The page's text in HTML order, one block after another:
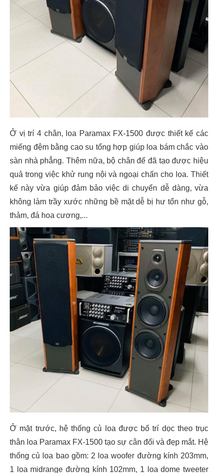
Ở vị trí 4 chân, loa Paramax FX-1500 được thiết kế các
miếng đệm bằng cao su tổng hợp giúp loa bám chắc vào
sàn nhà phẳng. Thêm nữa, bộ chân đế đã tạo được hiệu
quả trong việc khử rung nội và ngoại chấn cho loa. Thiết
kế này vừa giúp đảm bảo việc di chuyển dễ dàng, vừa
không làm trầy xước những bề mặt dễ bị hư tổn như gỗ,
thảm, đá hoa cương,...
Ở mặt trước, hệ thống củ loa được bố trí dọc theo trục
thân loa Paramax FX-1500 tạo sự cân đối và đẹp mắt. Hệ
thống củ loa bao gồm: 2 loa woofer đường kính 203mm,
1 loa midrange đường kính 102mm, 1 loa dome tweeter